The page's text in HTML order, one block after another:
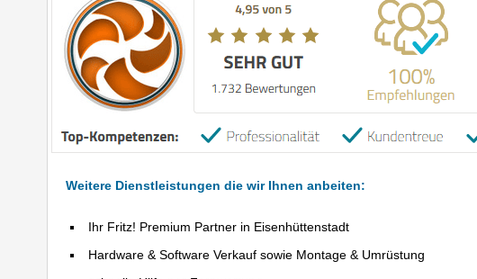
Weitere Dienstleistungen die wir Ihnen anbeiten:
Ihr Fritz! Premium Partner in Eisenhüttenstadt
Hardware & Software Verkauf sowie Montage & Umrüstung